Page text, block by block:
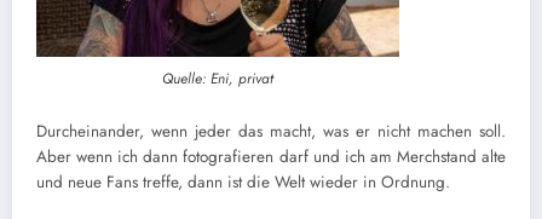
Quelle: Eni, privat
Durcheinander, wenn jeder das macht, was er nicht machen soll.
Aber wenn ich dann fotografieren darf und ich am Merchstand alte
und neue Fans treffe, dann ist die Welt wieder in Ordnung.